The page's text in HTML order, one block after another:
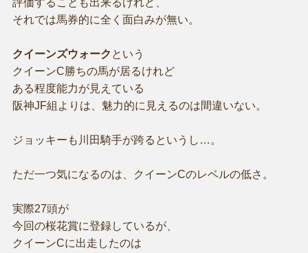
評価することも出来るけれど、
それでは馬券的に全く面白みが無い。
クイーンズウォーク という
クイーンC勝ちの馬が居るけれど
ある程度能力が見えている
阪神JF組よりは、魅力的に見えるのは間違いない。
ジョッキーも川田騎手が跨るというし…。
ただ一つ気になるのは、クイーンCのレベルの低さ。
実際27頭が
今回の桜花賞に登録しているが、
クイーンCに出走したのは